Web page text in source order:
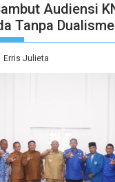
Audiensi
Tanpa Dualisme
Erris Julieta